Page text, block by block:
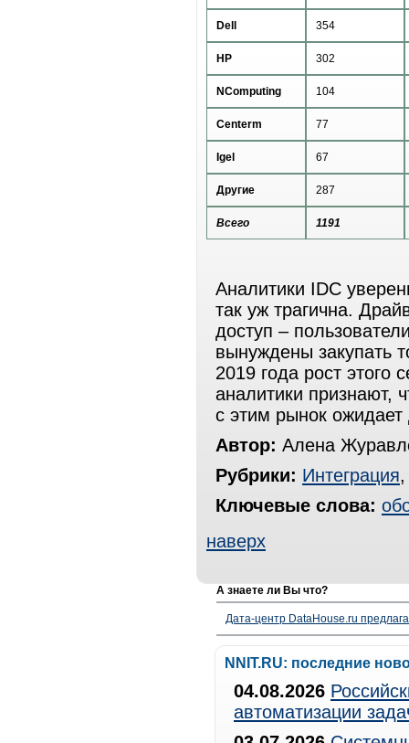
Dell 354
HP 302
NComputing 104
Centerm 77
Igel 67
Другие 287
Всего 1191
Аналитики IDC
так уж трагична.
доступ –
вынуждены закупать
2019 года рост этого
аналитики признают,
с этим рынок
Автор: Алена
Рубрики: Интеграция
Ключевые слова:
наверх
А знаете ли Вы что?
Дата-центр DataHouse.ru
NNIT.RU: последние
04.08.2026
автоматизации